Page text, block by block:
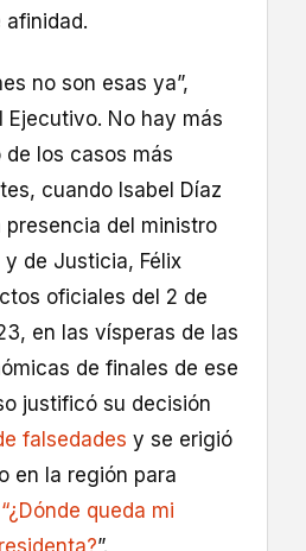
afinidad.
no son esas ya”,
Ejecutivo. No hay más
los casos más
cuando Isabel Díaz
presencia del ministro
de Justicia, Félix
oficiales del 2 de
en las vísperas de las
de finales de ese
justificó su decisión
falsedades y se erigió
en la región para
“¿Dónde queda mi